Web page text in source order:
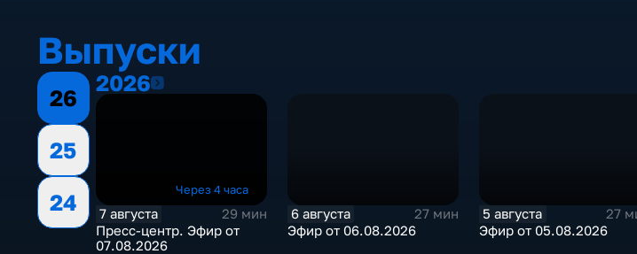
Выпуски
26
25
24
20262026
Через 4 часа
7 августа
29 мин
Пресс-центр. Эфир от
07.08.2026
6 августа
27 мин
Эфир от 06.08.2026
5 августа
27
Эфир от 05.08.2026